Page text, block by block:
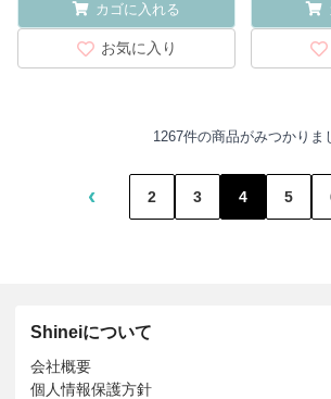
カゴに入れる
お気に入り
1267件の商品がみつかりま
‹ 2 3 4 5
Shineiについて
会社概要
個人情報保護方針